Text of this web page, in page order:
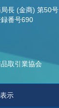
長 (金商) 第50号
番号690
取引業協会
示